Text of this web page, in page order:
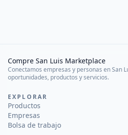
Compre San Luis Marketplace
Conectamos empresas y personas en San
oportunidades, productos y servicios.
EXPLORAR
Productos
Empresas
Bolsa de trabajo